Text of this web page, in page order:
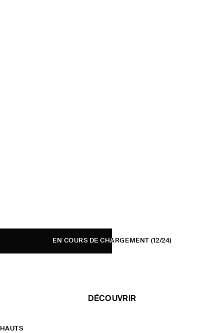
EN COURS DE CHARGEMENT (12/24)
DÉCOUVRIR
HAUTS